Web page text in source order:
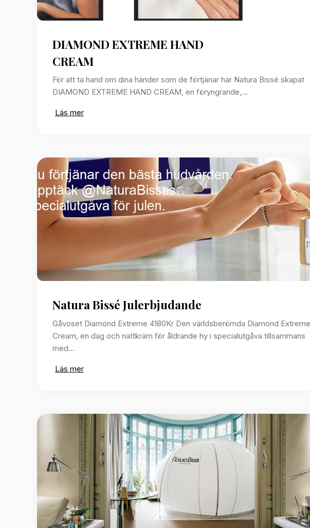
DIAMOND EXTREME HAND
CREAM
För att ta hand om dina händer som de förtjänar har Natura Bissé skapat
DIAMOND EXTREME HAND CREAM, en föryngrande,…
Läs mer
Natura Bissé Julerbjudande
Gåvoset Diamond Extreme 4180Kr Den världsberömda Diamond Extreme
Cream, en dag och nattkräm för åldrande hy i specialutgåva tillsammans
med…
Läs mer